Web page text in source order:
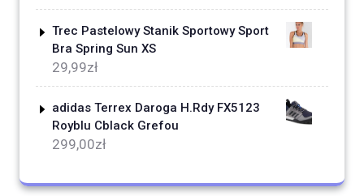
Trec Pastelowy Stanik Sportowy Sport
Bra Spring Sun XS
29,99zł
adidas Terrex Daroga H.Rdy FX5123
Royblu Cblack Grefou
299,00zł